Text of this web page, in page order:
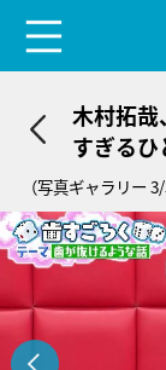
木村拓哉
すぎる
ま…」
（写真ギャラリー 3/